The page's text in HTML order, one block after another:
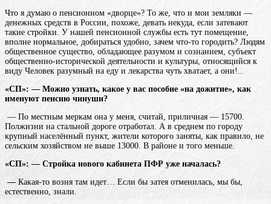
Что я думаю о пенсионном «дворце»? То же, что и мои земляки —
денежных средств в России, похоже, девать некуда, если затевают
такие стройки. У нашей пенсионной службы есть тут помещение,
вполне нормальное, добираться удобно, зачем что-то городить? Людям
общественное существо, обладающее разумом и сознанием, субъект
общественно-исторической деятельности и культуры, относящийся к
виду Человек разумный на еду и лекарства чуть хватает, а они!..
«СП»: — Можно узнать, какое у вас пособие «на дожитие», как
именуют пенсию чинуши?
— По местным меркам она у меня, считай, приличная — 15700.
Полжизни на стальной дороге отработал. А в среднем по городу
крупный населённый пункт, жители которого заняты, как правило, не
сельским хозяйством не выше 13000. В районе и того меньше.
«СП»: — Стройка нового кабинета ПФР уже началась?
— Какая-то возня там идет… Если бы затея отменилась, мы бы,
естественно, знали.